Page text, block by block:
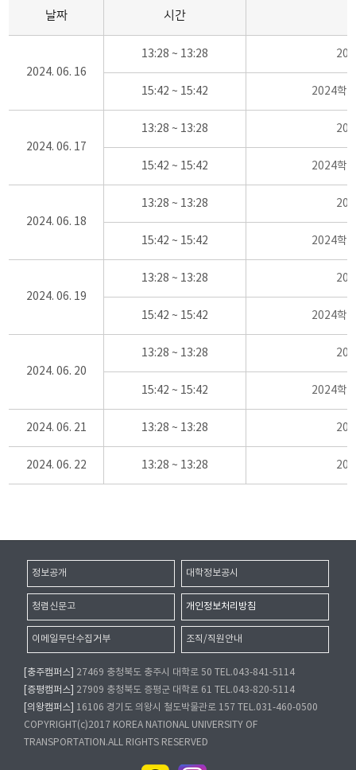
날짜 시간
2024. 06. 16
13:28 ~ 13:28
15:42 ~ 15:42 2024학
2024. 06. 17
13:28 ~ 13:28
15:42 ~ 15:42 2024학
2024. 06. 18
13:28 ~ 13:28
15:42 ~ 15:42 2024학
2024. 06. 19
13:28 ~ 13:28
15:42 ~ 15:42 2024학
2024. 06. 20
13:28 ~ 13:28
15:42 ~ 15:42 2024학
2024. 06. 21 13:28 ~ 13:28
2024. 06. 22 13:28 ~ 13:28
정보공개 대학정보공시
청렴신문고 개인정보처리방침
이메일무단수집거부 조직/직원안내
[충주캠퍼스]
27469 충청북도 충주시 대학로 50 TEL.043-841-5114
[증평캠퍼스]
27909 충청북도 증평군 대학로 61 TEL.043-820-5114
[의왕캠퍼스]
16106 경기도 의왕시 철도박물관로 157 TEL.031-460-0500
COPYRIGHT(c)2017 KOREA NATIONAL UNIVERSITY OF
TRANSPORTATION.ALL RIGHTS RESERVED